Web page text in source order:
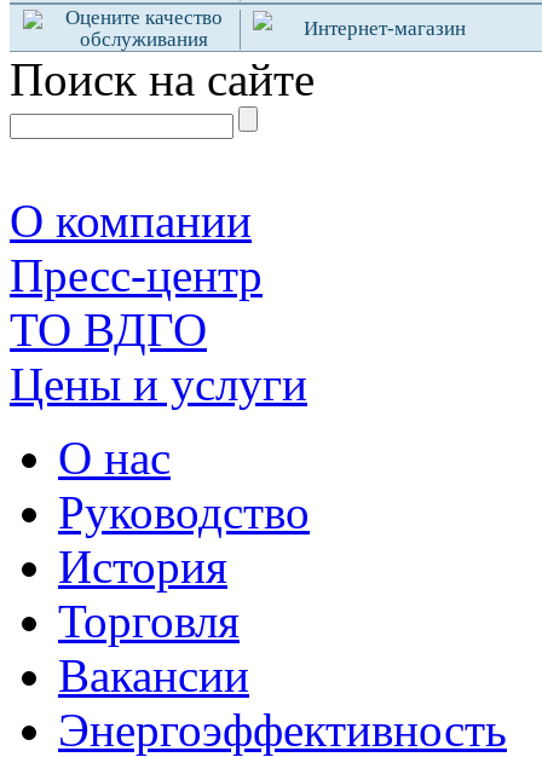
Оцените качество
обслуживания
Интернет-магазин
Поиск на сайте
О компании
Пресс-центр
TO ВДГО
Цены и услуги
О нас
Руководство
История
Торговля
Вакансии
Энергоэффективность